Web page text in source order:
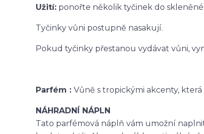
Užití: ponořte několik tyčinek do
Tyčinky vůni postupně nasakují.
Pokud tyčinky přestanou vydávat vůni,
Parfém : Vůně s tropickými akcenty,
NÁHRADNÍ NÁPLN
Tato parfémová náplň vám umožní